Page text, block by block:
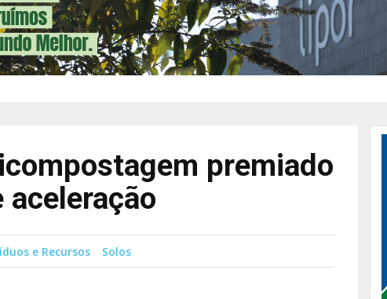
premiado
aceleração
e Recursos Solos